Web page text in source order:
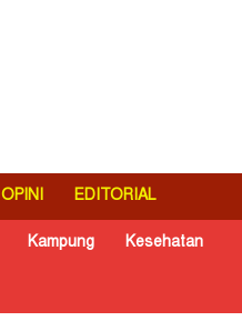
OPINI EDITORIAL
Kampung Kesehatan